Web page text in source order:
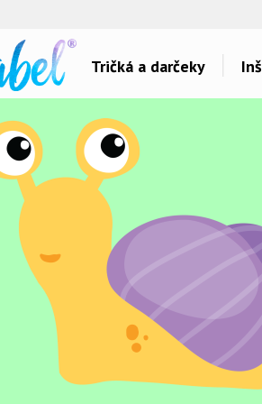
Tričká a darčeky
pro..
pro maminku
pro ségru
pro babičku
pro tátu
pro dědu
pro partnera
pro partnerku
pro přátele
Hudba & Film